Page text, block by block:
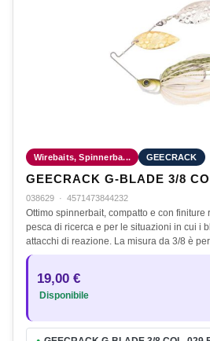
Wirebaits, Spinnerba... GEECRACK
GEECRACK G-BLADE 3/8
038629 · 4571473844232
Ottimo spinnerbait, compatto e con finiture
pesca di ricerca e per le situazioni in cui i
attacchi di reazione. La misura da 3/8 è
19,00 €
Disponibile